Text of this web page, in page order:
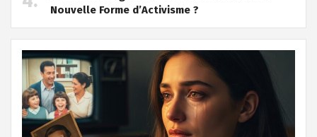
Nouvelle Forme d’Activisme ?